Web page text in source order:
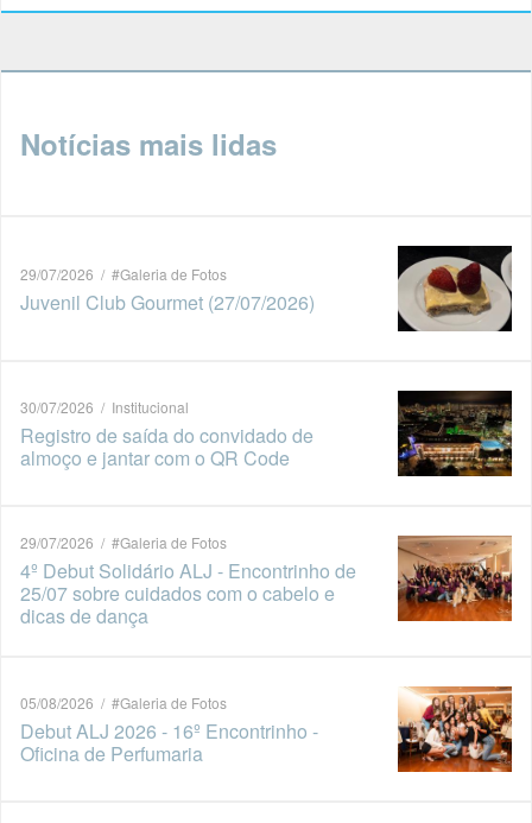
Notícias mais lidas
29/07/2026 / #Galeria de Fotos
Juvenil Club Gourmet (27/07/2026)
30/07/2026 / Institucional
Registro de saída do convidado de
almoço e jantar com o QR Code
29/07/2026 / #Galeria de Fotos
4º Debut Solidário ALJ - Encontrinho de
25/07 sobre cuidados com o cabelo e
dicas de dança
05/08/2026 / #Galeria de Fotos
Debut ALJ 2026 - 16º Encontrinho -
Oficina de Perfumaria